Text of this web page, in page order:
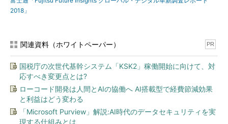
2018」
関連資料（ホワイトペーパー） PR
国税庁の次世代基幹システム「KSK2」稼働開始に向けて、対
応すべき変更点とは?
ローコード開発は人間とAIの協働へ AI搭載型で経費節減効果
と利益はどう変わる
「Microsoft Purview」解説:AI時代のデータセキュリティを実
現する仕組みとは